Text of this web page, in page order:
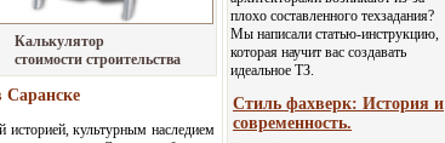
Калькулятор
стоимости строительства
культурным наследием
плохо составленного техзадания?
Мы написали статью-инструкцию,
которая научит вас создавать
идеальное ТЗ.
Стиль фахверк: История и
современность.